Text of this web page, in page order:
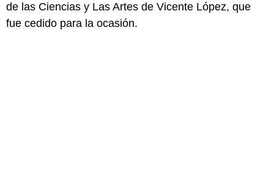
de las Ciencias y Las Artes de Vicente López, que
fue cedido para la ocasión.